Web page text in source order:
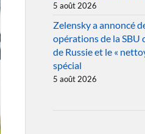
5 août 2026
Zelensky a annoncé
opérations de la SBU
de Russie et le «
spécial
5 août 2026